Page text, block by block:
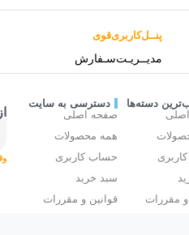
پنــل‌کاربری‌قوی
مدیــریـت‌سـفارش
دسته‌ها
و مقررات
دسترسی به سایت
صفحه اصلی
همه محصولات
حساب کاربری
سبد خرید
قوانین و مقررات